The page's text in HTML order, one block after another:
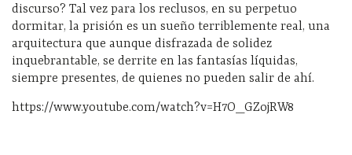
discurso? Tal vez para los reclusos, en su perpetuo
dormitar, la prisión es un sueño terriblemente real, una
arquitectura que aunque disfrazada de solidez
inquebrantable, se derrite en las fantasías líquidas,
siempre presentes, de quienes no pueden salir de ahí.
https://www.youtube.com/watch?v=H7O_GZojRW8